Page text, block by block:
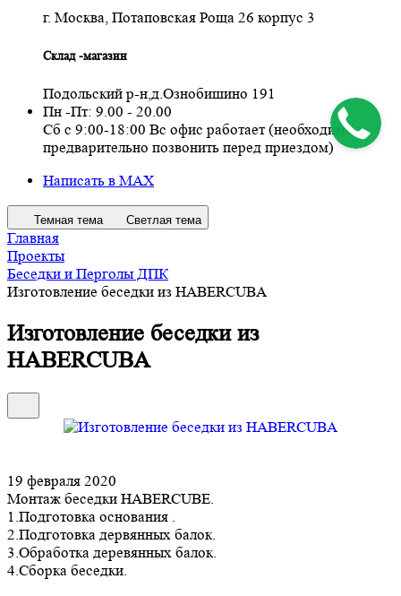
г. Москва, Потаповская Роща 26 корпус 3
Склад -магазин
Подольский р-н,д.Ознобишино 191
Пн -Пт: 9.00 - 20.00
Сб с 9:00-18:00 Вс офис работает (необходимо
предварительно позвонить перед приездом)
Написать в MAX
Темная тема Светлая тема
Главная
Проекты
Беседки и Перголы ДПК
Изготовление беседки из HABERCUBA
Изготовление беседки из
HABERCUBA
19 февраля 2020
Монтаж беседки HABERCUBE.
1.Подготовка основания .
2.Подготовка дервянных балок.
3.Обработка деревянных балок.
4.Сборка беседки.